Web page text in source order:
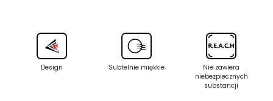
Design Subtelnie miękkie
Nie zawiera
niebezpiecznych
substancji